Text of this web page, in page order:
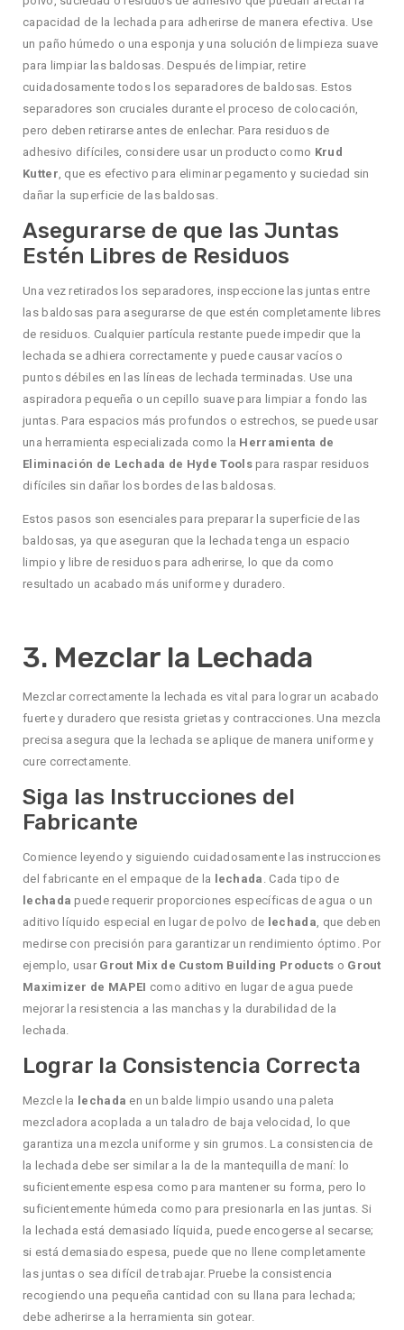
capacidad de la lechada para adherirse de manera efectiva. Use
un paño húmedo o una esponja y una solución de limpieza suave
para limpiar las baldosas. Después de limpiar, retire
cuidadosamente todos los separadores de baldosas. Estos
separadores son cruciales durante el proceso de colocación,
pero deben retirarse antes de enlechar. Para residuos de
adhesivo difíciles, considere usar un producto como Krud
Kutter, que es efectivo para eliminar pegamento y suciedad sin
dañar la superficie de las baldosas.
Asegurarse de que las Juntas
Estén Libres de Residuos
Una vez retirados los separadores, inspeccione las juntas entre
las baldosas para asegurarse de que estén completamente libres
de residuos. Cualquier partícula restante puede impedir que la
lechada se adhiera correctamente y puede causar vacíos o
puntos débiles en las líneas de lechada terminadas. Use una
aspiradora pequeña o un cepillo suave para limpiar a fondo las
juntas. Para espacios más profundos o estrechos, se puede usar
una herramienta especializada como la Herramienta de
Eliminación de Lechada de Hyde Toolspara raspar residuos
difíciles sin dañar los bordes de las baldosas.
Estos pasos son esenciales para preparar la superficie de las
baldosas, ya que aseguran que la lechada tenga un espacio
limpio y libre de residuos para adherirse, lo que da como
resultado un acabado más uniforme y duradero.
3. Mezclar la Lechada
Mezclar correctamente la lechada es vital para lograr un acabado
fuerte y duradero que resista grietas y contracciones. Una mezcla
precisa asegura que la lechada se aplique de manera uniforme y
cure correctamente.
Siga las Instrucciones del
Fabricante
Comience leyendo y siguiendo cuidadosamente las instrucciones
del fabricante en el empaque de la
lechada . Cada tipo de
lechada puede requerir proporciones específicas de agua o un
aditivo líquido especial en lugar de polvo de lechada, que deben
medirse con precisión para garantizar un rendimiento óptimo. Por
ejemplo, usar Grout Mix de Custom Building Products o Grout
Maximizer de MAPEI como aditivo en lugar de agua puede
mejorar la resistencia a las manchas y la durabilidad de la
lechada.
Lograr la Consistencia Correcta
Mezcle la lechada en un balde limpio usando una paleta
mezcladora acoplada a un taladro de baja velocidad, lo que
garantiza una mezcla uniforme y sin grumos. La consistencia de
la lechada debe ser similar a la de la mantequilla de maní: lo
suficientemente espesa como para mantener su forma, pero lo
suficientemente húmeda como para presionarla en las juntas. Si
la lechada está demasiado líquida, puede encogerse al secarse;
si está demasiado espesa, puede que no llene completamente
las juntas o sea difícil de trabajar. Pruebe la consistencia
recogiendo una pequeña cantidad con su llana para lechada;
debe adherirse a la herramienta sin gotear.